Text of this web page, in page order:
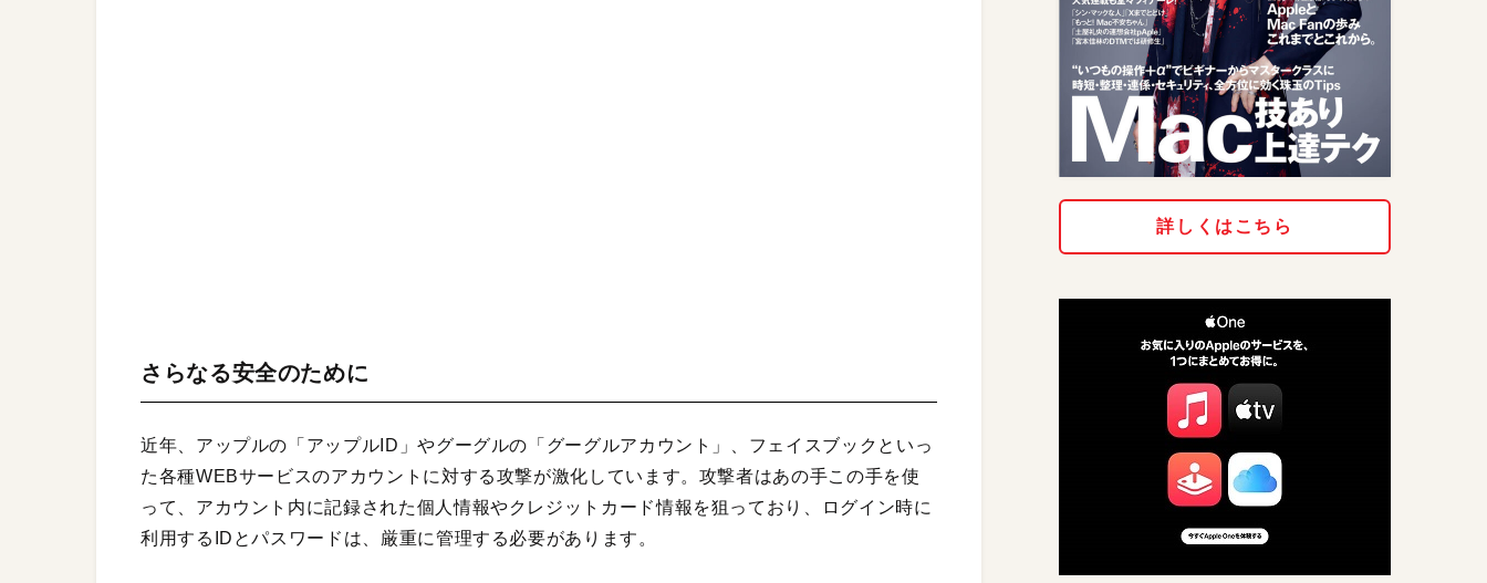
さらなる安全のために
近年、アップルの「アップルID」やグーグルの「グーグルアカウント」、フェイスブックといっ
た各種WEBサービスのアカウントに対する攻撃が激化しています。攻撃者はあの手この手を使
って、アカウント内に記録された個人情報やクレジットカード情報を狙っており、ログイン時に
利用するIDとパスワードは、厳重に管理する必要があります。
詳しくはこちら